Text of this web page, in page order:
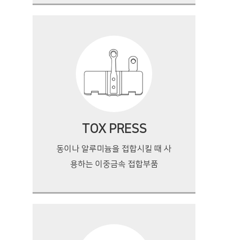
TOX PRESS
동이나 알루미늄을 접합시킬 때 사
용하는 이중금속 접합부품